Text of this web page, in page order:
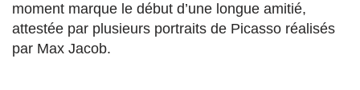
moment marque le début d’une longue amitié,
attestée par plusieurs portraits de Picasso réalisés
par Max Jacob.